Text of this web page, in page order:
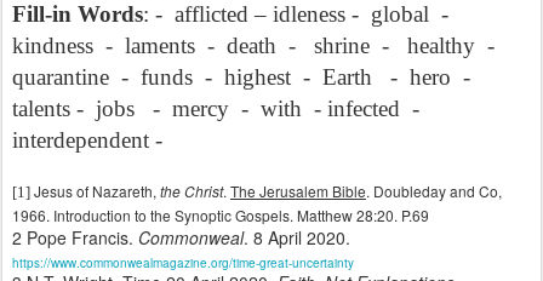
Fill-in Words: - afflicted – idleness - global -
kindness - laments - death - shrine - healthy -
quarantine - funds - highest - Earth - hero -
talents - jobs - mercy - with - infected -
interdependent -
[1] Jesus of Nazareth, the Christ. The Jerusalem Bible. Doubleday and Co,
1966. Introduction to the Synoptic Gospels. Matthew 28:20. P.69
2 Pope Francis. Commonweal. 8 April 2020.
https://www.commonwealmagazine.org/time-great-uncertainty